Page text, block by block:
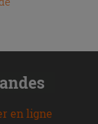
en ligne